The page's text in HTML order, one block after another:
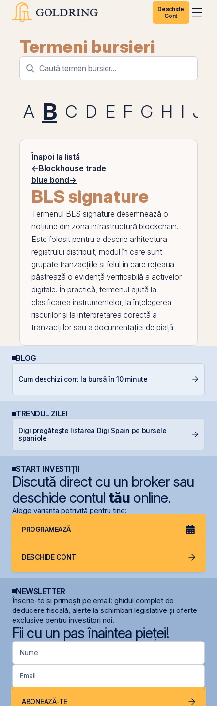
Deschide
Cont
Termeni bursieri
A B C D E F G H I J
Înapoi la listă
←Blockhouse trade
blue bond→
BLS signature
Termenul BLS signature desemnează o
noțiune din zona infrastructură blockchain.
Este folosit pentru a descrie arhitectura
registrului distribuit, modul în care sunt
grupate tranzacțiile și felul în care rețeaua
păstrează o evidență verificabilă a activelor
digitale. În practică, termenul ajută la
clasificarea instrumentelor, la înțelegerea
riscurilor și la interpretarea corectă a
tranzacțiilor sau a documentației de piață.
BLOG
Cum deschizi cont la bursă în 10 minute
TRENDUL ZILEI
Digi pregătește listarea Digi Spain pe bursele
spaniole
START INVESTIȚII
Discută direct cu un broker sau
deschide contul tăuonline.
Alege varianta potrivită pentru tine:
PROGRAMEAZĂ
DESCHIDE CONT
NEWSLETTER
Înscrie-te și primești pe email: ghidul complet de
deducere fiscală, alerte la schimbari legislative și oferte
exclusive pentru investitori noi.
Fii cu un pas înaintea pieței!
Nume
Email
ABONEAZĂ-TE